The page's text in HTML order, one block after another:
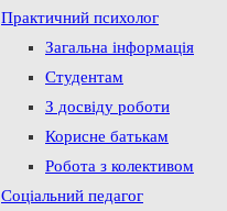
Практичний психолог
Загальна інформація
Студентам
З досвіду роботи
Корисне батькам
Робота з колективом
Соціальний педагог